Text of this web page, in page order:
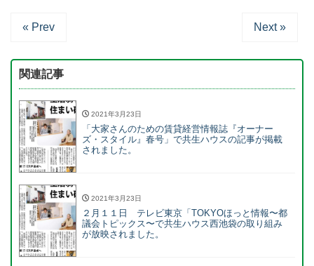
« Prev Next »
関連記事
2021年3月23日
「大家さんのための賃貸経営情報誌『オーナー
ズ・スタイル』春号」で共生ハウスの記事が掲載
されました。
2021年3月23日
２月１１日 テレビ東京「TOKYOほっと情報〜都
議会トピックス〜で共生ハウス西池袋の取り組み
が放映されました。